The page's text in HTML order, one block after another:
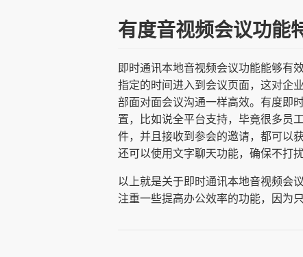
有度音视频会议功能
即时通讯本地音视频会议功能能够有
指定的时间进入到会议页面，这对企
部面对面会议沟通一样高效。有度即
置，比如说全平台支持，毕竟很多员
件，并且接收到参会的邀请，都可以
还可以使用文字聊天功能，确保不打扰
以上就是关于即时通讯本地音视频会
注重一些提高办公效率的功能，因为